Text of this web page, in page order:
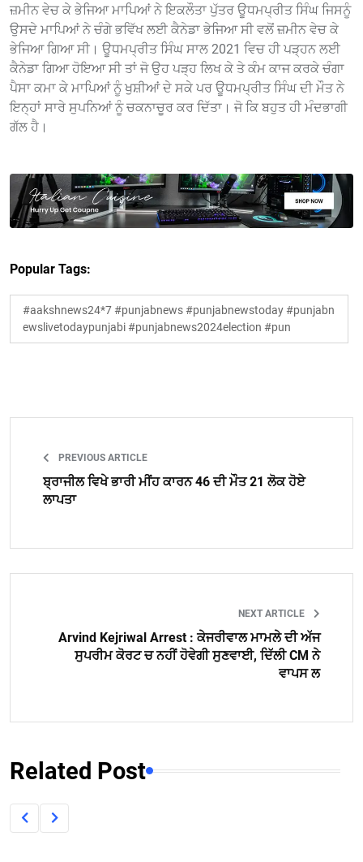
ਜ਼ਮੀਨ ਵੇਚ ਕੇ ਭੇਜਿਆ ਮਾਪਿਆਂ ਨੇ ਇਕਲੌਤਾ ਪੁੱਤਰ ਊਧਮਪ੍ਰੀਤ ਸਿੰਘ ਜਿਸਨੂੰ
ਉਸਦੇ ਮਾਪਿਆਂ ਨੇ ਚੰਗੇ ਭਵਿੱਖ ਲਈ ਕੈਨੇਡਾ ਭੇਜਿਆ ਸੀ ਵਲੋਂ ਜ਼ਮੀਨ ਵੇਚ ਕੇ
ਭੇਜਿਆ ਗਿਆ ਸੀ। ਊਧਮਪ੍ਰੀਤ ਸਿੰਘ ਸਾਲ 2021 ਵਿਚ ਹੀ ਪੜ੍ਹਨ ਲਈ
ਕੈਨੇਡਾ ਗਿਆ ਹੋਇਆ ਸੀ ਤਾਂ ਜੋ ਉਹ ਪੜ੍ਹ ਲਿਖ ਕੇ ਤੇ ਕੰਮ ਕਾਜ ਕਰਕੇ ਚੰਗਾ
ਪੈਸਾ ਕਮਾ ਕੇ ਮਾਪਿਆਂ ਨੂੰ ਖੁਸ਼ੀਆਂ ਦੇ ਸਕੇ ਪਰ ਊਧਮਪ੍ਰੀਤ ਸਿੰਘ ਦੀ ਮੌਤ ਨੇ
ਇਨ੍ਹਾਂ ਸਾਰੇ ਸੁਪਨਿਆਂ ਨੂੰ ਚਕਨਾਚੂਰ ਕਰ ਦਿੱਤਾ। ਜੋ ਕਿ ਬਹੁਤ ਹੀ ਮੰਦਭਾਗੀ
ਗੱਲ ਹੈ।
Popular Tags:
#aakshnews24*7 #punjabnews #punjabnewstoday #punjabn
ewslivetodaypunjabi #punjabnews2024election #pun
PREVIOUS ARTICLE
ਬ੍ਰਾਜੀਲ ਵਿਖੇ ਭਾਰੀ ਮੀਂਹ ਕਾਰਨ 46 ਦੀ ਮੌਤ 21 ਲੋਕ ਹੋਏ
ਲਾਪਤਾ
NEXT ARTICLE
Arvind Kejriwal Arrest : ਕੇਜਰੀਵਾਲ ਮਾਮਲੇ ਦੀ ਅੱਜ
ਸੁਪਰੀਮ ਕੋਰਟ ਚ ਨਹੀਂ ਹੋਵੇਗੀ ਸੁਣਵਾਈ, ਦਿੱਲੀ CM ਨੇ
ਵਾਪਸ ਲ
Related Post